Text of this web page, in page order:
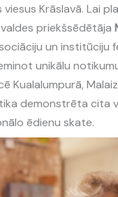
Krāslavā. Lai
priekšsēdētāja
un institūciju
unikālu
Kualalumpurā,
demonstrēta cita
ēdienu skate.